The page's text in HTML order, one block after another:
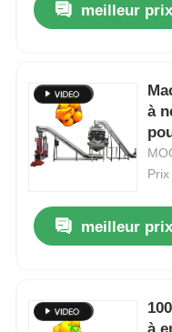
Visite de l'usine
Contrôle de qualité
Nous contacter
nouvelles
Machines à
meilleur prix
à
en
meilleur prix
à